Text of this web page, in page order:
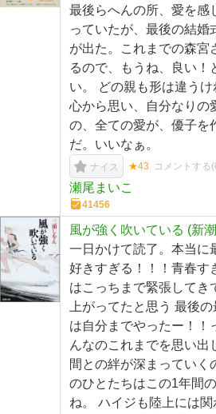
最後らへんの所、愛を感
っていたが、最後の結婚
が出た。これまでの森宮
るので、もうね、良い！
い。 どの親も形は違う
心から思い、自分なりの
の、全ての愛が、優子を
だ。いいなぁ。
ナイス ★43 コメントする(
瀬尾まいこ
41456
風が強く吹いている (新
一日かけて読了。本当に
好きすぎる！！！青春す
はこっちまで緊張してき
上がってたと思う 最後
は自分までやったー！！
んなのこれまでを思い出
間との絆が深まっていく
のひとたちはこの1年間
ね。 ハイジも陸上には